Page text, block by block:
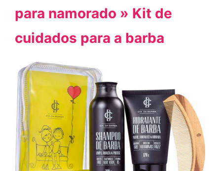
para namorado » Kit de
cuidados para a barba